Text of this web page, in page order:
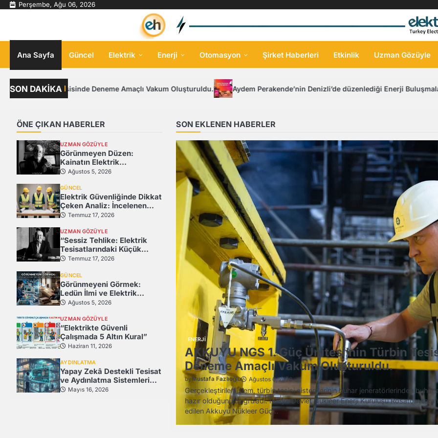
Skip Perşembe, Ağu 06, 2026
Ana Sayfa Güncel Elektrik Enerji Otomasyon Şirket Haberleri Etkinlik Uzman Gözüyle
SON DAKİKA
Tesisinde Deneme Amaçlı Vakum Oluşturuldu. Aydem Perakende’nin Denizli’de düzenlediği Enerji Buluşmaları’nda
ÖNE ÇIKAN HABERLER
UZMAN GÖZÜYLE
Görünmeyen Düzen:
Kainatın Elektrik
Mühendisliği
Ağustos 5, 2026
GÜNCEL
Elektrik Güvenliğinde Dikkat
Çeken Analiz: İncelenen
Tesislerin %82’sinde
Temmuz 17, 2026
UZMAN GÖZÜYLE
“Sessiz Tehlike: Elektrik
Tesisatlarındaki Küçük
İhmaller, Büyük Afetler”
Temmuz 17, 2026
GÜNCEL
Görünmeyeni Görmek:
Ledün İlmi ve Elektrik
Mühendisliğinin Kesişimi
Ağustos 5, 2026
UZMAN GÖZÜYLE
“Elektrikte Güvenli
Çalışmada 5 Altın Kural”
Haziran 11, 2026
AYDINLATMA
Yapay Zekâ Destekli Tesisat
ve Aydınlatma Sistemleri
Hem Cebimizi Hem
Mayıs 16, 2026
SON EKLENEN HABERLER
Türbin Tesisinde
Oluşturuldu.
buhar jeneratörlerinden buhar almak için
ŞİRKET HABERLERİ
Siemens’ten rekor üçüncü çeyrek
byMustafa Fazlıoğlu Ağustos 6, 2026
30 Haziran 2026'da sona eren 2026 mali yılının üçüncü çeyreğinde Siemens’in
siparişleri, karşılaştırılabilir bazda yüzde 14 artarak 27,9 milyar € ile rekor
(2025…